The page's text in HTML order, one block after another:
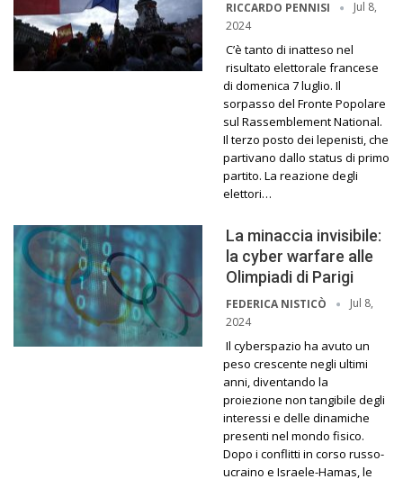
RICCARDO PENNISI
Jul 8,
2024
C’è tanto di inatteso nel
risultato elettorale francese
di domenica 7 luglio. Il
sorpasso del Fronte Popolare
sul Rassemblement National.
Il terzo posto dei lepenisti, che
partivano dallo status di primo
partito. La reazione degli
elettori…
La minaccia invisibile:
la cyber warfare alle
Olimpiadi di Parigi
FEDERICA NISTICÒ
Jul 8,
2024
Il cyberspazio ha avuto un
peso crescente negli ultimi
anni, diventando la
proiezione non tangibile degli
interessi e delle dinamiche
presenti nel mondo fisico.
Dopo i conflitti in corso russo-
ucraino e Israele-Hamas, le